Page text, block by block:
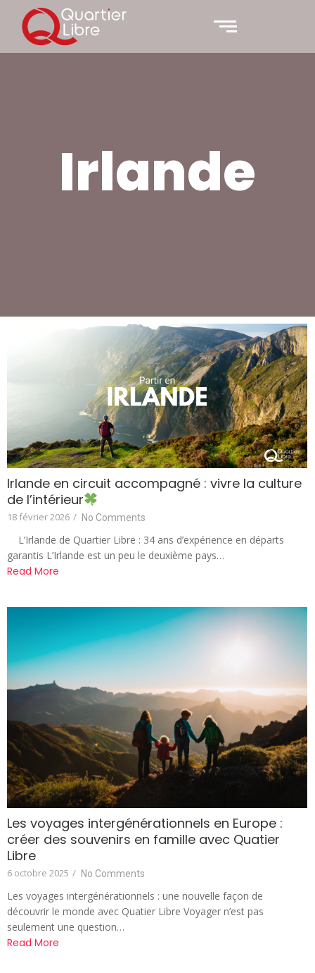
Irlande
Irlande en circuit accompagné : vivre la culture
de l’intérieur
18 février 2026 / No Comments
L’Irlande de Quartier Libre : 34 ans d’expérience en départs
garantis L’Irlande est un peu le deuxième pays…
Read More
Les voyages intergénérationnels en Europe :
créer des souvenirs en famille avec Quatier
Libre
6 octobre 2025 / No Comments
Les voyages intergénérationnels : une nouvelle façon de
découvrir le monde avec Quatier Libre Voyager n’est pas
seulement une question…
Read More